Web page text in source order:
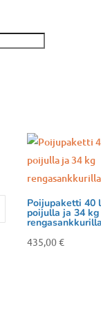
Poijupaketti 40
poijulla ja 34 kg
435,00€